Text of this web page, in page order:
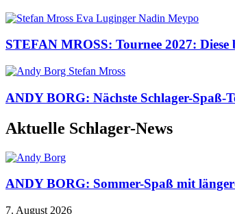
STEFAN MROSS: Tournee 2027:
ANDY BORG: Nächste Schlager-Spaß-
Aktuelle Schlager-News
ANDY BORG: Sommer-Spaß mit
7. August 2026